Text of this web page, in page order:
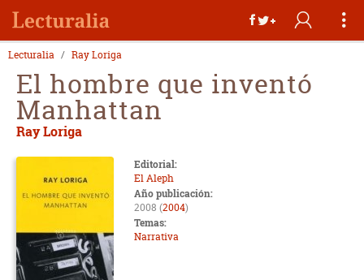
Lecturalia Ray Loriga
El hombre que inventó
Manhattan
Ray Loriga
Editorial:
El Aleph
Año publicación:
2008 (2004)
Temas:
Narrativa